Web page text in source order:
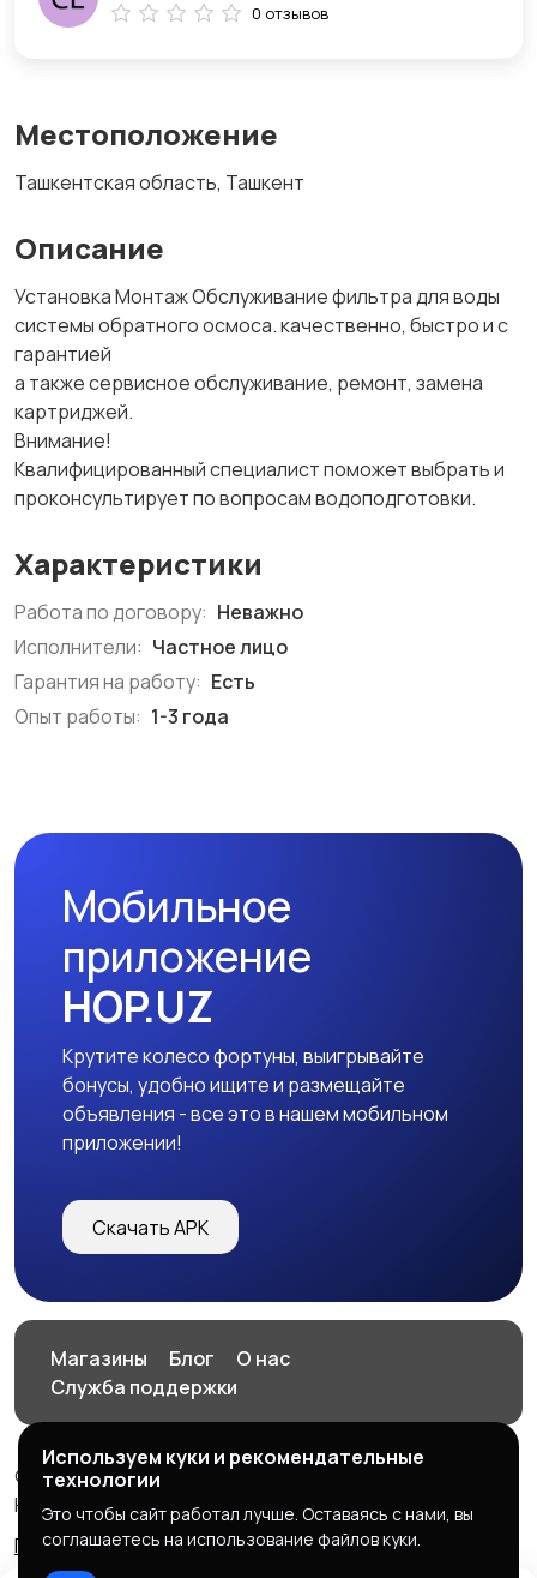
Местоположение
Ташкентская область, Ташкент
Описание
Установка Монтаж Обслуживание фильтра для воды
системы обратного осмоса. качественно, быстро и с
гарантией
а также сервисное обслуживание, ремонт, замена
картриджей.
Внимание!
Квалифицированный специалист поможет выбрать и
проконсультирует по вопросам водоподготовки.
Характеристики
Работа по договору: Неважно
Исполнители: Частное лицо
Гарантия на работу: Есть
Опыт работы: 1-3 года
0 отзывов
Мобильное
приложение
HOP.UZ
Крутите колесо фортуны, выигрывайте
бонусы, удобно ищите и размещайте
объявления - все это в нашем мобильном
приложении!
Скачать APK
Магазины Блог
О нас
Служба поддержки
© 2026 HOP.UZ
HOP.UZ
Правила сервиса
Политика конфиденциальности
Используем куки и рекомендательные
технологии
Это чтобы сайт работал лучше. Оставаясь с нами, вы
соглашаетесь на использование файлов куки.